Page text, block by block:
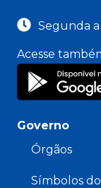
Segunda
Acesse
Governo
Órgãos
Símbolos